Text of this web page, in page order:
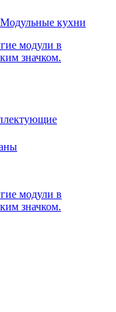
Модульные кухни
модули в
значком.
модули в
значком.